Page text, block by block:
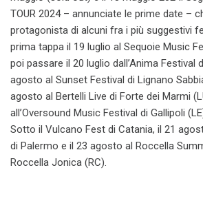
TOUR 2024 – annunciate le prime date –
protagonista di alcuni fra i più suggestivi
prima tappa il 19 luglio al Sequoie Music
poi passare il 20 luglio dall’Anima Festival
agosto al Sunset Festival di Lignano
agosto al Bertelli Live di Forte dei Marmi
all’Oversound Music Festival di Gallipoli
Sotto il Vulcano Fest di Catania, il 21
di Palermo e il 23 agosto al Roccella
Roccella Jonica (RC).